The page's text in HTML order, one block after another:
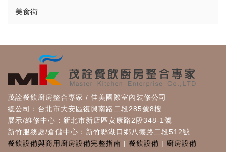
美食街
茂詮餐飲廚房整合專家 / 佳美國際室內裝修公司
總公司：台北市大安區復興南路二段285號8樓
展示/維修中心：新北市新店區安康路2段348-1號
新竹服務處/倉儲中心：新竹縣湖口鄉八德路二段512號
餐飲設備與商用廚房設備完整指南 | 餐飲設備 | 廚房設備